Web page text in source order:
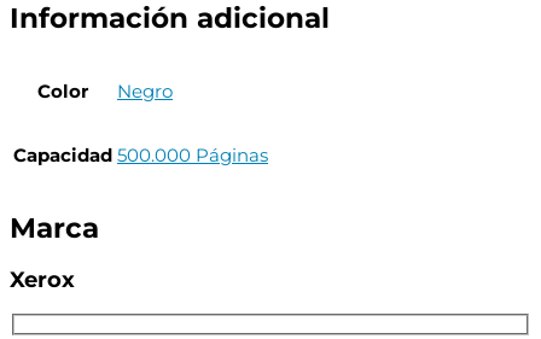
Información adicional
Color Negro
Capacidad 500.000 Páginas
Marca
Xerox